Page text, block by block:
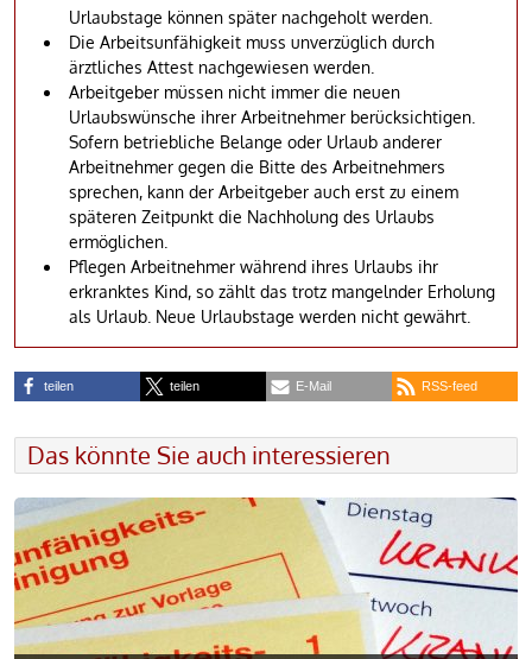
Urlaubstage können später nachgeholt werden.
Die Arbeitsunfähigkeit muss unverzüglich durch
ärztliches Attest nachgewiesen werden.
Arbeitgeber müssen nicht immer die neuen
Urlaubswünsche ihrer Arbeitnehmer berücksichtigen.
Sofern betriebliche Belange oder Urlaub anderer
Arbeitnehmer gegen die Bitte des Arbeitnehmers
sprechen, kann der Arbeitgeber auch erst zu einem
späteren Zeitpunkt die Nachholung des Urlaubs
ermöglichen.
Pflegen Arbeitnehmer während ihres Urlaubs ihr
erkranktes Kind, so zählt das trotz mangelnder Erholung
als Urlaub. Neue Urlaubstage werden nicht gewährt.
teilen teilen E-Mail RSS-feed
Das könnte Sie auch interessieren